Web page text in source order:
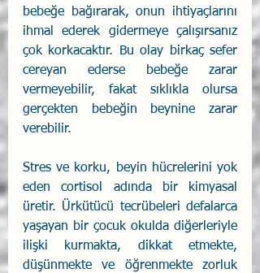
bebeğe bağırarak, onun ihtiyaçlarını
ihmal ederek gidermeye çalışırsanız
çok korkacaktır. Bu olay birkaç sefer
cereyan ederse bebeğe zarar
vermeyebilir, fakat sıklıkla olursa
gerçekten bebeğin beynine zarar
verebilir.
Stres ve korku, beyin hücrelerini yok
eden cortisol adında bir kimyasal
üretir. Ürkütücü tecrübeleri defalarca
yaşayan bir çocuk okulda diğerleriyle
ilişki kurmakta, dikkat etmekte,
düşünmekte ve öğrenmekte zorluk